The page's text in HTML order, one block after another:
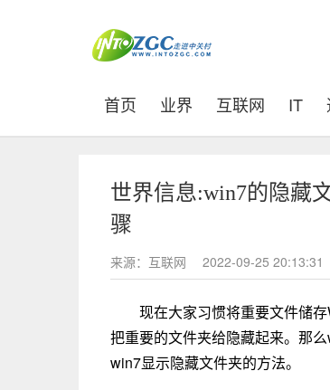
首页 (current)
业界 互联网 IT
世界信息:win7的隐藏
骤
来源：互联网 2022-09-25 20:13:31
现在大家习惯将重要文件储
把重要的文件夹给隐藏起来。那
win7显示隐藏文件夹的方法。